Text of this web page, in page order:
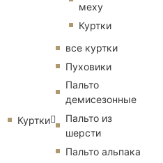
меху
Куртки
Куртки
все куртки
Пуховики
Пальто
демисезонные
Пальто из
шерсти
Пальто альпака